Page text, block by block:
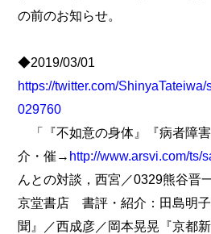
の前のお知らせ。
◆2019/03/01
https://twitter.com/
029760
「『不如意の身体』『病者障
介・催→ http://www.arsvi.com/ts/
んとの対談，西宮／0329熊谷晋
京堂書店 書評・紹介：田島明
聞』／西成彦／岡本晃晃『京都